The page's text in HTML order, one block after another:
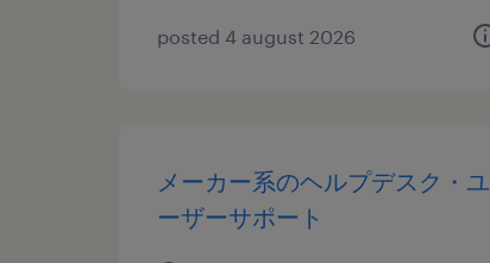
posted 4 august 2026
メーカー系のヘルプデスク・ユ
ーザーサポート